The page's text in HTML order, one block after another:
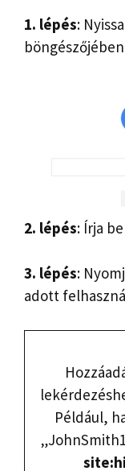
1. lépés:
2. lépés: Írja
3. lépés:
adott
Például,